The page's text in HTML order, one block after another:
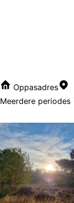
Oppasadres
Meerdere periodes